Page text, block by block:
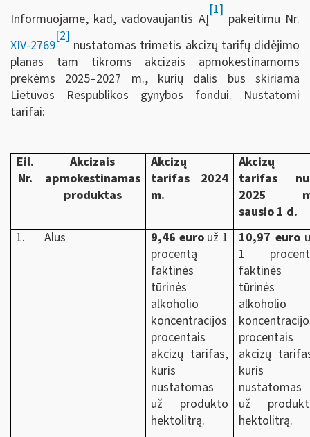
Informuojame, kad, vadovaujantis AĮ
[1]
pakeitimu Nr.
XIV-2769
[2]
nustatomas trimetis akcizų tarifų didėjimo
planas tam tikroms akcizais apmokestinamoms
prekėms 2025–2027 m., kurių dalis bus skiriama
Lietuvos Respublikos gynybos fondui. Nustatomi
tarifai:
Eil.
Nr.
Akcizais
apmokestinamas
produktas
Akcizų
tarifas 2024
m.
Akcizų
tarifas
2025
sausio 1 d.
1.
Alus 9,46 eurouž 1
procentą
faktinės
tūrinės
alkoholio
koncentracijos
procentais
akcizų tarifas,
kuris
nustatomas
už produkto
hektolitrą.
10,97 euro
1
faktinės
tūrinės
alkoholio
procentais
akcizų
kuris
nustatomas
už
hektolitrą.